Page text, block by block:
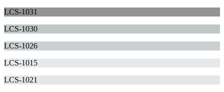
LCS-1031
LCS-1030
LCS-1026
LCS-1015
LCS-1021